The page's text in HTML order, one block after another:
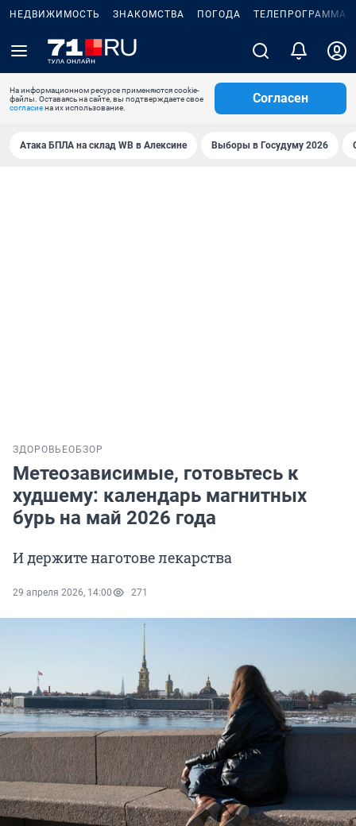
НЕДВИЖИМОСТЬ ЗНАКОМСТВА ПОГОДА ТЕЛЕПРОГРАММА
На информационном ресурсе применяются cookie-
файлы. Оставаясь на сайте, вы подтверждаете свое
согласиена их использование.
Согласен
Атака БПЛА на склад WB в Алексине Выборы в Госудуму 2026
ЗДОРОВЬЕОБЗОР
Метеозависимые, готовьтесь к
худшему: календарь магнитных
бурь на май 2026 года
И держите наготове лекарства
29 апреля 2026, 14:00 271